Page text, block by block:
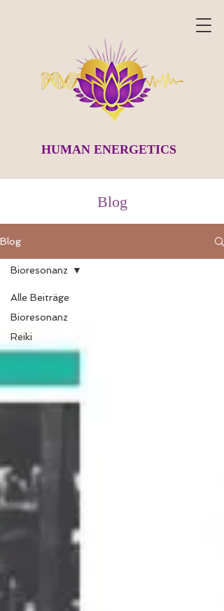
HUMAN ENERGETICS
Blog
Blog
Alle Beiträge
Bioresonanz
Reiki
Bioresonanz